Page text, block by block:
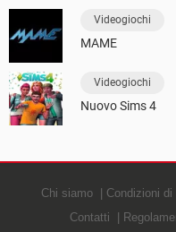
Videogiochi
MAME
Videogiochi
Nuovo Sims 4
Chi siamo Condizioni
Contatti